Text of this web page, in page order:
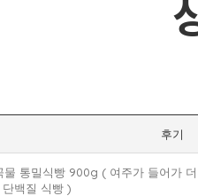
후기
물 통밀식빵 900g ( 여주가 들어가
백질 식빵 )